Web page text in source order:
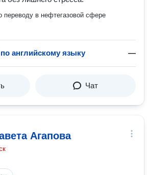
переводу в нефтегазовой сфере
английскому языку —
Чат
Агапова